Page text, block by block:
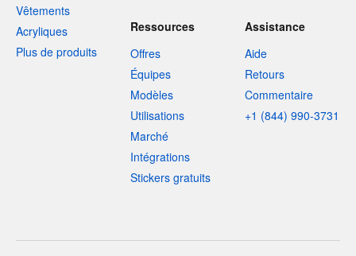
Vêtements
Acryliques
Plus de produits
Ressources
Offres
Équipes
Modèles
Utilisations
Marché
Intégrations
Stickers gratuits
Assistance
Aide
Retours
Commentaire
+1 (844) 990-3731